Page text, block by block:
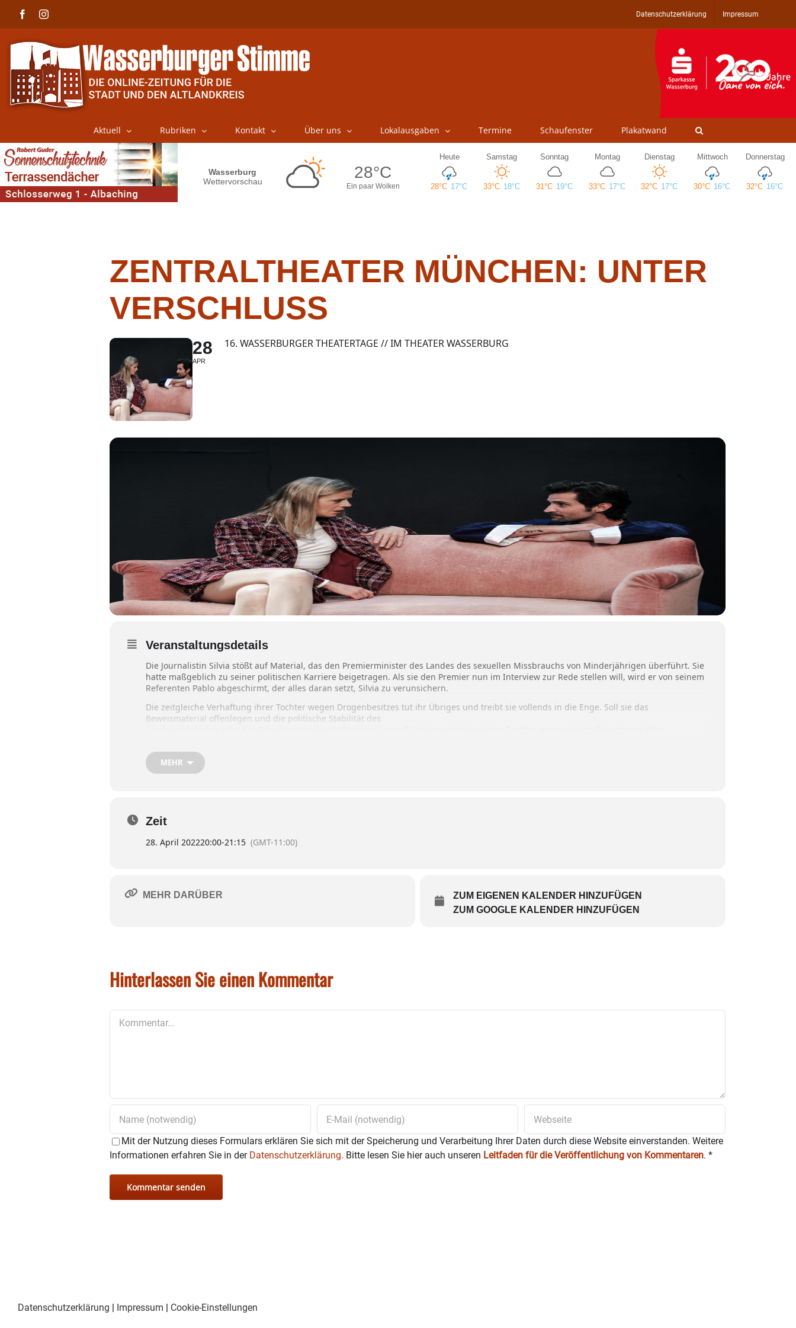
FacebookInstagram Datenschutzerklärung Impressum
Aktuell Rubriken Kontakt Über uns Lokalausgaben Termine Schaufenster Plakatwand
ZENTRALTHEATER MÜNCHEN: UNTER
VERSCHLUSS
28
APR
16. WASSERBURGER THEATERTAGE // IM THEATER WASSERBURG
Veranstaltungsdetails
Die Journalistin Silvia stößt auf Material, das den Premierminister des Landes des sexuellen Missbrauchs von Minderjährigen überführt. Sie
hatte maßgeblich zu seiner politischen Karriere beigetragen. Als sie den Premier nun im Interview zur Rede stellen will, wird er von seinem
Referenten Pablo abgeschirmt, der alles daran setzt, Silvia zu verunsichern.
Die zeitgleiche Verhaftung ihrer Tochter wegen Drogenbesitzes tut ihr Übriges und treibt sie vollends in die Enge. Soll sie das
Beweismaterial offenlegen und die politische Stabilität des
Konfrontiert mit der größten Herausforderung ihrer Karriere, zwischen Politik und Moral gefangen, muss Silvia eine Entscheidung treffen …
ONLINE-KARTENKAUF MIT SAALPLAN
Foto: Zentraltheater München
MEHR
Zeit
28. April 202220:00-21:15 (GMT-11:00)
MEHR DARÜBER
ZUM EIGENEN KALENDER HINZUFÜGEN
ZUM GOOGLE KALENDER HINZUFÜGEN
Hinterlassen Sie einen Kommentar
Mit der Nutzung dieses Formulars erklären Sie sich mit der Speicherung und Verarbeitung Ihrer Daten durch diese Website einverstanden. Weitere
Informationen erfahren Sie in der Datenschutzerklärung. Bitte lesen Sie hier auch unseren Leitfaden für die Veröffentlichung von Kommentaren. *
Datenschutzerklärung | Impressum | Cookie-Einstellungen